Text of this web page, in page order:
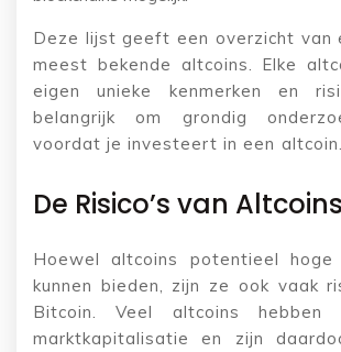
Deze lijst geeft een overzicht van
meest bekende altcoins. Elke
eigen unieke kenmerken en
belangrijk om grondig
voordat je investeert in een altcoin.
De Risico’s van Altcoins
Hoewel altcoins potentieel hoge
kunnen bieden, zijn ze ook vaak
Bitcoin. Veel altcoins hebben
marktkapitalisatie en zijn